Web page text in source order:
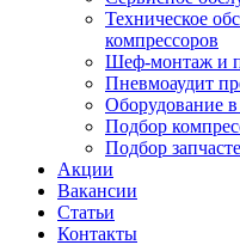
Техническое
компрессоров
Шеф-монтаж и
Пневмоаудит
Оборудование
Подбор
Подбор
Акции
Вакансии
Статьи
Контакты